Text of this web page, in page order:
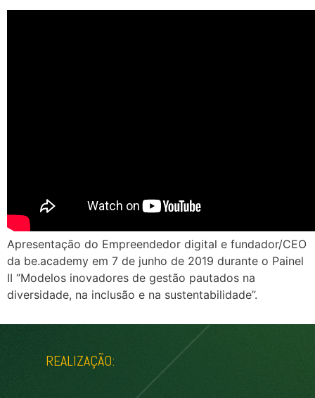
Apresentação do Empreendedor digital e fundador/CEO
da be.academy em 7 de junho de 2019 durante o Painel
II “Modelos inovadores de gestão pautados na
diversidade, na inclusão e na sustentabilidade”.
REALIZAÇÃO: